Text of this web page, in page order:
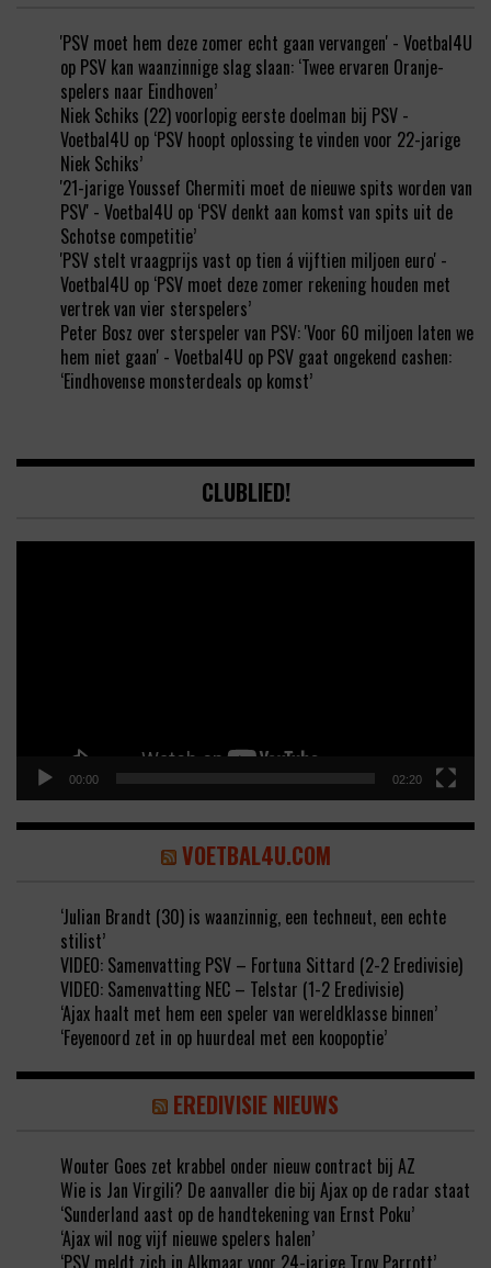
'PSV moet hem deze zomer echt gaan vervangen' - Voetbal4U
op PSV kan waanzinnige slag slaan: ‘Twee ervaren Oranje-
spelers naar Eindhoven’
Niek Schiks (22) voorlopig eerste doelman bij PSV -
Voetbal4U op ‘PSV hoopt oplossing te vinden voor 22-jarige
Niek Schiks’
'21-jarige Youssef Chermiti moet de nieuwe spits worden van
PSV' - Voetbal4U op ‘PSV denkt aan komst van spits uit de
Schotse competitie’
'PSV stelt vraagprijs vast op tien á vijftien miljoen euro' -
Voetbal4U op ‘PSV moet deze zomer rekening houden met
vertrek van vier sterspelers’
Peter Bosz over sterspeler van PSV: 'Voor 60 miljoen laten we
hem niet gaan' - Voetbal4U op PSV gaat ongekend cashen:
‘Eindhovense monsterdeals op komst’
CLUBLIED!
00:00 02:20
VOETBAL4U.COM
‘Julian Brandt (30) is waanzinnig, een techneut, een echte
stilist’
VIDEO: Samenvatting PSV – Fortuna Sittard (2-2 Eredivisie)
VIDEO: Samenvatting NEC – Telstar (1-2 Eredivisie)
‘Ajax haalt met hem een speler van wereldklasse binnen’
‘Feyenoord zet in op huurdeal met een koopoptie’
EREDIVISIE NIEUWS
Wouter Goes zet krabbel onder nieuw contract bij AZ
Wie is Jan Virgili? De aanvaller die bij Ajax op de radar staat
‘Sunderland aast op de handtekening van Ernst Poku’
‘Ajax wil nog vijf nieuwe spelers halen’
‘PSV meldt zich in Alkmaar voor 24-jarige Troy Parrott’